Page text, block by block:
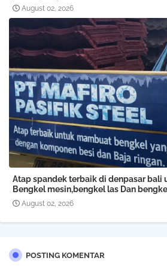
August 02, 2026
Atap spandek terbaik di denpasar bali
Bengkel mesin,bengkel las Dan
August 02, 2026
POSTING KOMENTAR